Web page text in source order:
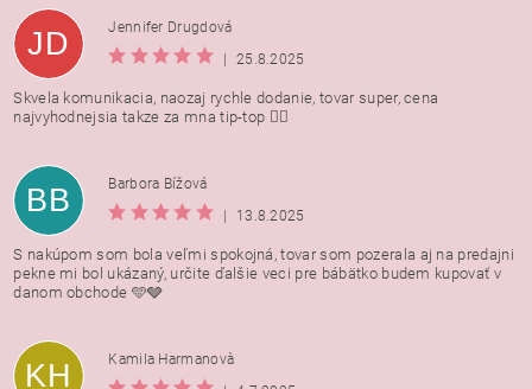
JD
Jennifer Drugdová
|
25.8.2025
Skvela komunikacia, naozaj rychle dodanie, tovar super, cena
najvyhodnejsia takze za mna tip-top 👍🏻
BB
Barbora Bížová
|
13.8.2025
S nakúpom som bola veľmi spokojná, tovar som pozerala aj na predajni
pekne mi bol ukázaný, určite ďalšie veci pre bábätko budem kupovať v
danom obchode 🩵🩶
KH
Kamila Harmanovà